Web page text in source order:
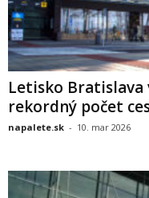
Letisko
rekordný počet
napalete.sk - 10. mar 2026